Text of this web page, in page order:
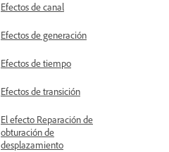
Efectos de canal
Efectos de generación
Efectos de tiempo
Efectos de transición
El efecto Reparación de
obturación de
desplazamiento